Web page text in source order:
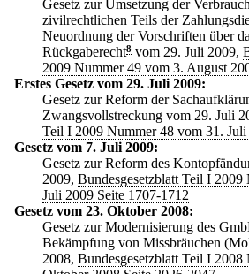
Gesetz zur Umsetzung der
zivilrechtlichen Teils der
Neuordnung der Vorschriften über
Rückgaberecht8 vom 29. Juli 2009,
2009 Nummer 49 vom 3. August
Erstes Gesetz vom 29. Juli 2009:
Gesetz zur Reform der
Zwangsvollstreckung vom 29. Juli
Teil I 2009 Nummer 48 vom 31.
Gesetz vom 7. Juli 2009:
Gesetz zur Reform des
2009, Bundesgesetzblatt Teil I
Juli 2009 Seite 1707-1712
Gesetz vom 23. Oktober 2008:
Gesetz zur Modernisierung des
Bekämpfung von Missbräuchen
2008, Bundesgesetzblatt Teil I